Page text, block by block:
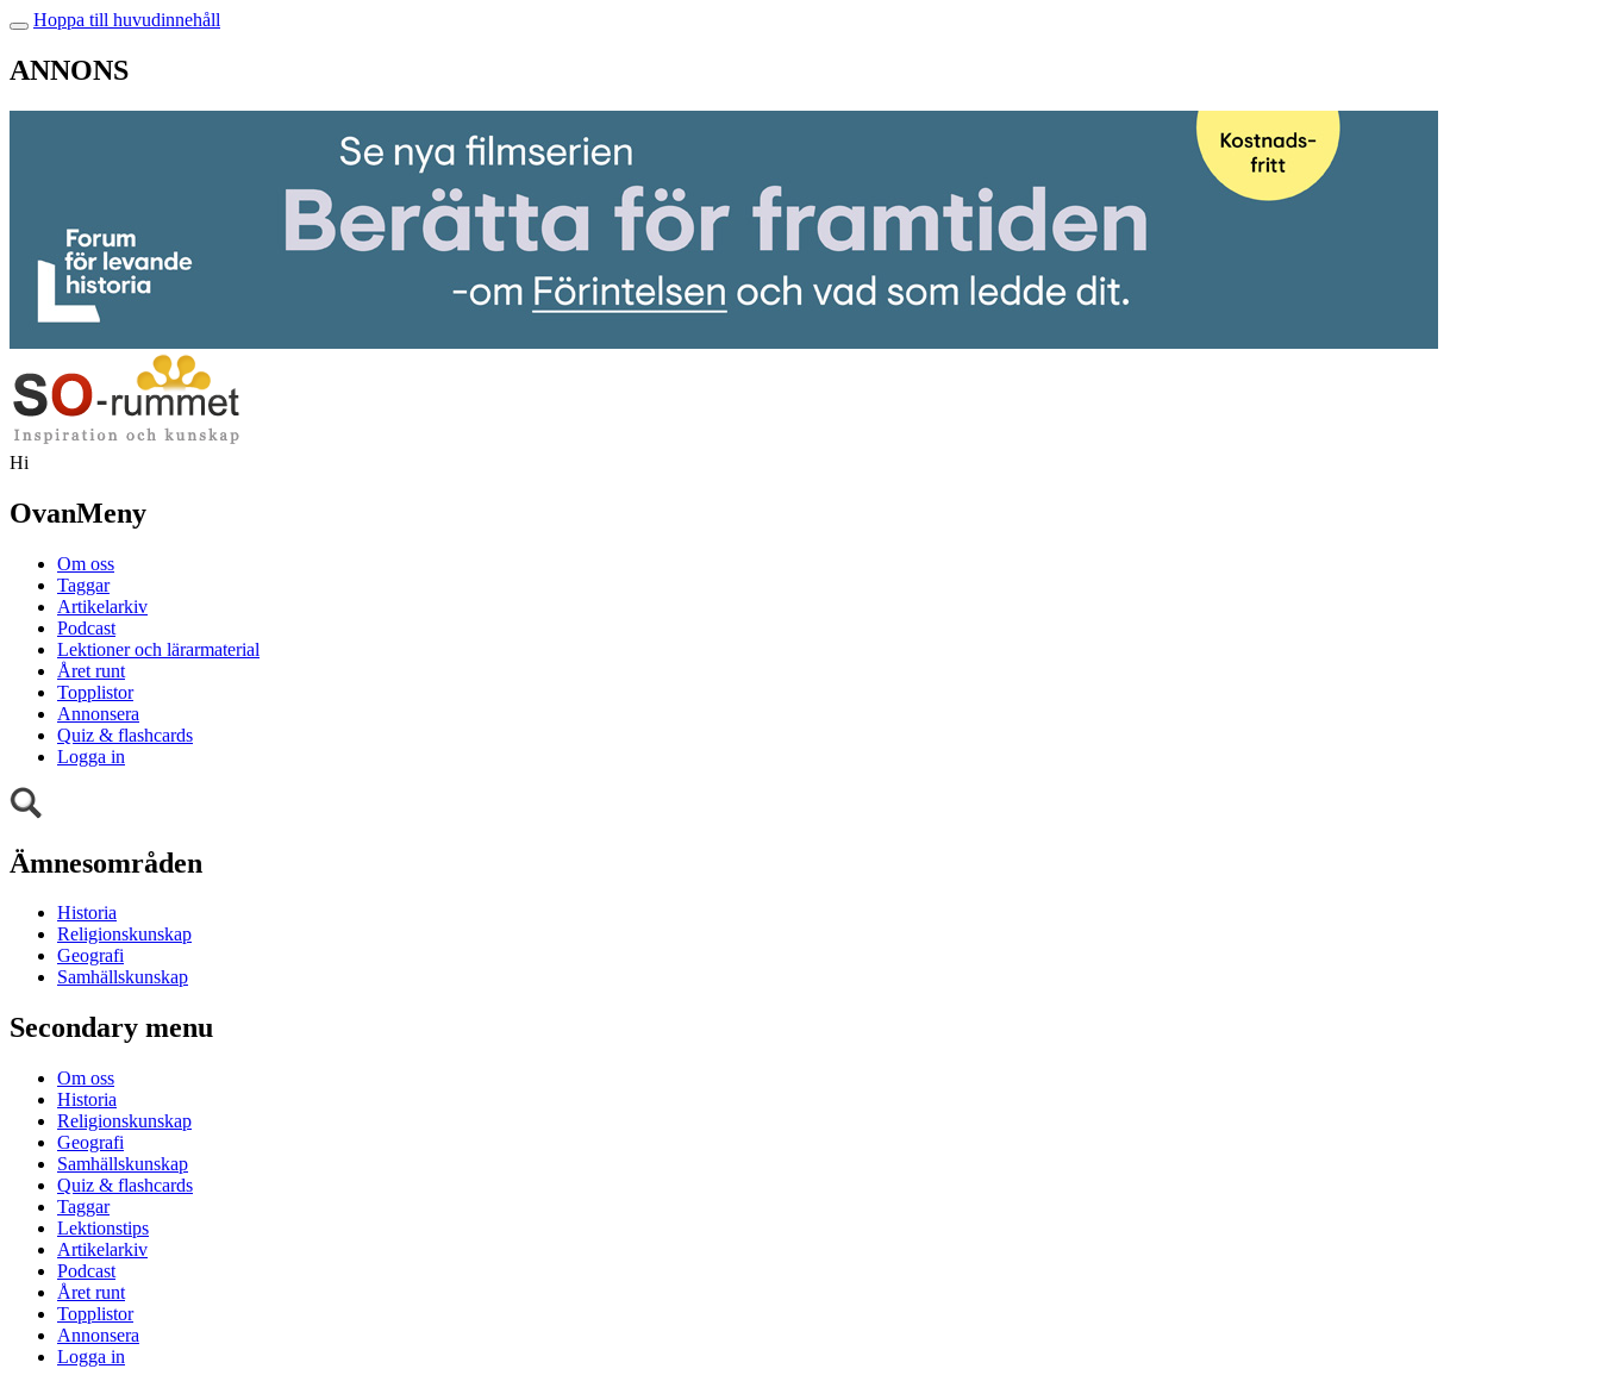
Hoppa till huvudinnehåll
ANNONS
Hi
OvanMeny
Om oss
Taggar
Artikelarkiv
Podcast
Lektioner och lärarmaterial
Året runt
Topplistor
Annonsera
Quiz & flashcards
Logga in
Ämnesområden
Historia
Religionskunskap
Geografi
Samhällskunskap
Secondary menu
Om oss
Historia
Religionskunskap
Geografi
Samhällskunskap
Quiz & flashcards
Taggar
Lektionstips
Artikelarkiv
Podcast
Året runt
Topplistor
Annonsera
Logga in